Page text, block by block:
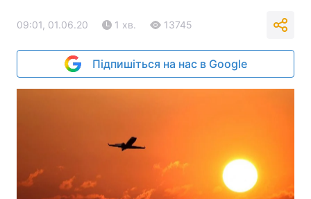
09:01, 01.06.20 1 хв. 13745
Підпишіться на нас в Google